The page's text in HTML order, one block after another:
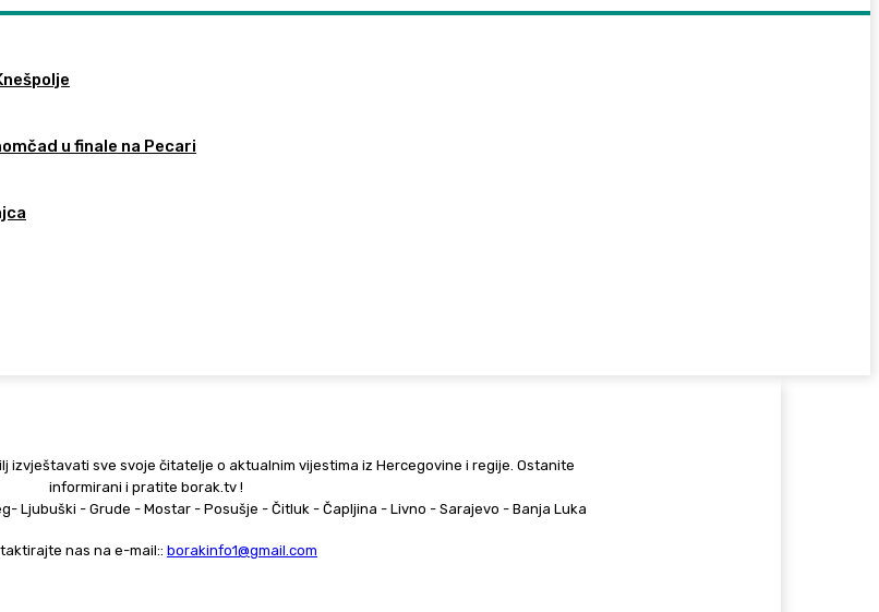
u finale na Pecari
izvještavati sve svoje čitatelje o aktualnim vijestima iz Hercegovine i regije. Ostanite
informirani i pratite borak.tv !
Ljubuški - Grude - Mostar - Posušje - Čitluk - Čapljina - Livno - Sarajevo - Banja Luka
nas na e-mail:: borakinfo1@gmail.com